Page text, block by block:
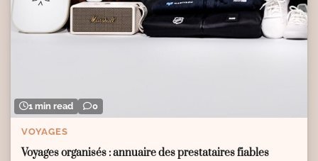
1 min read 0
VOYAGES
Voyages organisés : annuaire des prestataires fiables